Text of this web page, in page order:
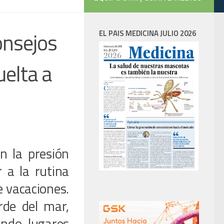
a
la presión
a la rutina
del mar,
EL PAIS MEDICINA JULIO 2026